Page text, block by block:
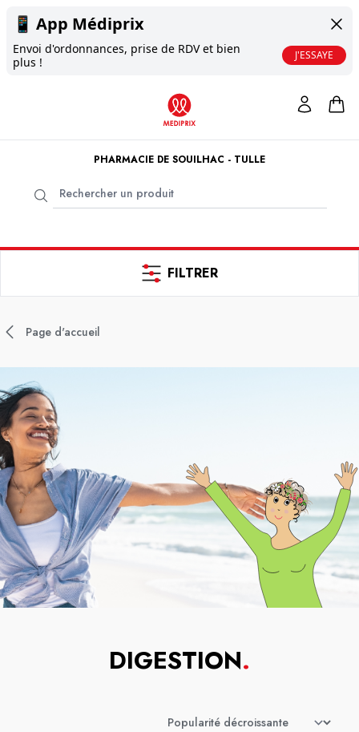
📱 App Médiprix
Envoi d'ordonnances, prise de RDV et bien
plus !
J'ESSAYE
PHARMACIE DE SOUILHAC - TULLE
FILTRER
Page d'accueil
DIGESTION.